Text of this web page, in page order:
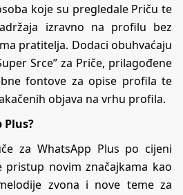
koje su pregledale Priču te
izravno na profilu bez
pratitelja. Dodaci obuhvaćaju
Srce” za Priče, prilagođene
fontove za opise profila te
objava na vrhu profila.
Plus?
za WhatsApp Plus po cijeni
novim značajkama kao
zvona i nove teme za